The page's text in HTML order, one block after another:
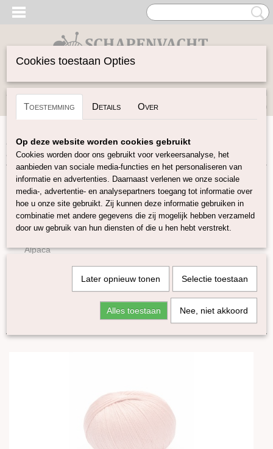
Inloggen Registreren
(0)
Home>Garen>Soort Garen>Seacell>Arctic Pearl: 100%
Lyocell 12 kleuren
Garen
Soort Garen
Wol
Alpaca
Sorteer op:
Cookies toestaan Opties
Toestemming Details Over
Op deze website worden cookies gebruikt
Cookies worden door ons gebruikt voor verkeersanalyse, het
aanbieden van sociale media-functies en het personaliseren van
informatie en advertenties. Daarnaast verlenen we onze sociale
media-, advertentie- en analysepartners toegang tot informatie over
hoe u onze site gebruikt. Zij kunnen deze informatie gebruiken in
combinatie met andere gegevens die zij mogelijk hebben verzameld
door uw gebruik van hun diensten of die u hen hebt verstrekt.
Later opnieuw tonen Selectie toestaan
Alles toestaan Nee, niet akkoord